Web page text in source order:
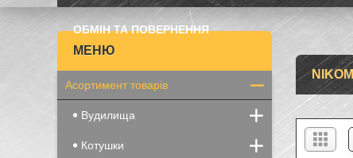
ОБМІН ТА ПОВЕРНЕННЯ
Асортимент товарів
Вудилища
Котушки